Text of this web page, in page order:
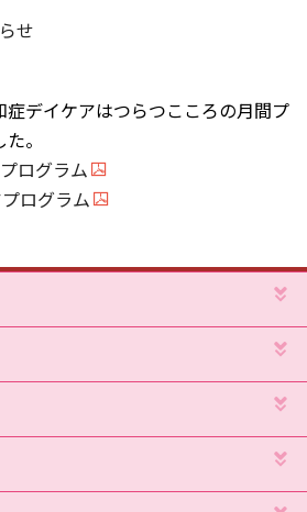
せ
デイケアはつらつこころの月間プ
。
ログラム
ログラム